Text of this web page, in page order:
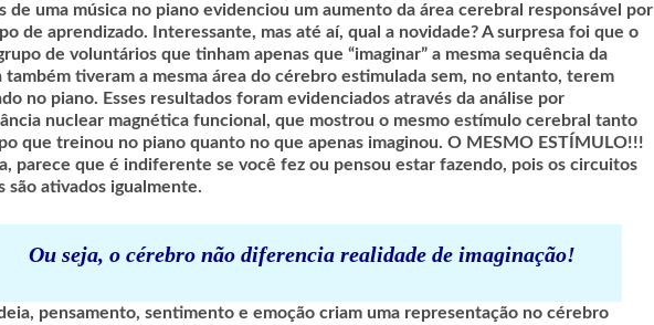
de uma música no piano evidenciou um aumento da área cerebral responsável por
de aprendizado. Interessante, mas até aí, qual a novidade? A surpresa foi que o
de voluntários que tinham apenas que “imaginar” a mesma sequência da
também tiveram a mesma área do cérebro estimulada sem, no entanto, terem
no piano. Esses resultados foram evidenciados através da análise por
nuclear magnética funcional, que mostrou o mesmo estímulo cerebral tanto
que treinou no piano quanto no que apenas imaginou. O MESMO ESTÍMULO!!!
parece que é indiferente se você fez ou pensou estar fazendo, pois os circuitos
são ativados igualmente.
Ou seja, o cérebro não diferencia realidade de imaginação!
pensamento, sentimento e emoção criam uma representação no cérebro